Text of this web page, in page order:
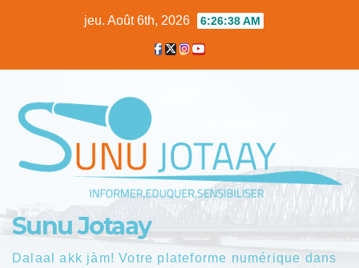
jeu. Août 6th, 2026 6:26:38 AM
Sunu Jotaay
Dalaal akk jàm! Votre plateforme numérique dans